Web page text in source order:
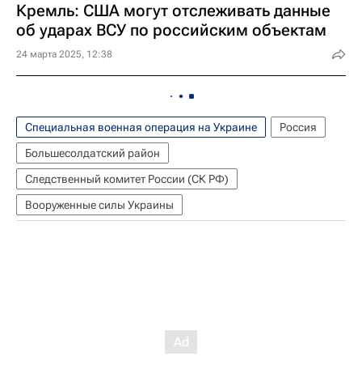
Кремль: США могут отслеживать данные
об ударах ВСУ по российским объектам
24 марта 2025, 12:38
Специальная военная операция на Украине
Россия
Большесолдатский район
Следственный комитет России (СК РФ)
Вооруженные силы Украины